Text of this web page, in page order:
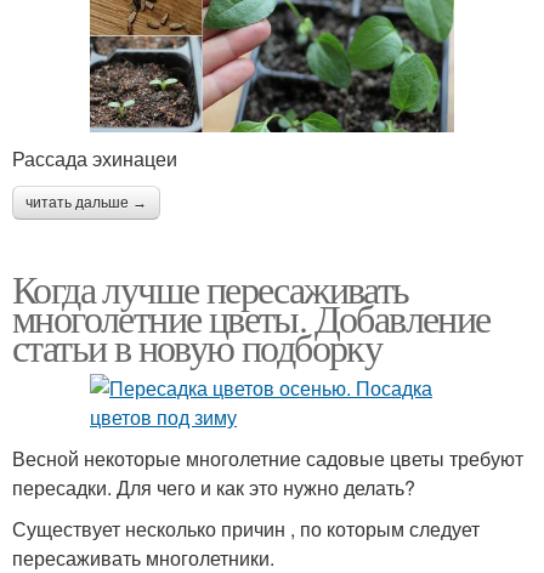
Рассада эхинацеи
читать дальше →
Когда лучше пересаживать
многолетние цветы. Добавление
статьи в новую подборку
Весной некоторые многолетние садовые цветы требуют
пересадки. Для чего и как это нужно делать?
Существует несколько причин , по которым следует
пересаживать многолетники.